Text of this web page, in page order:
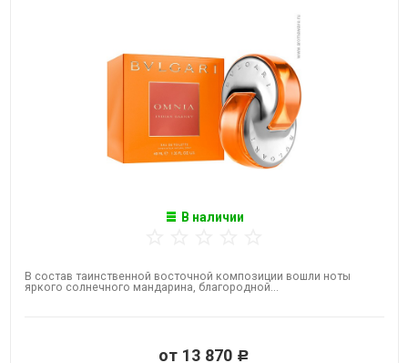
В наличии
В состав таинственной восточной композиции вошли ноты
яркого солнечного мандарина, благородной...
от 13 870 Р